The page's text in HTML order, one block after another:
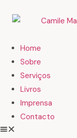
Home
Sobre
Serviços
Livros
Imprensa
Contacto